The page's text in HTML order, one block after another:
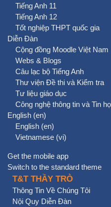
Tiếng Anh 11
Tiếng Anh 12
Tốt nghiệp THPT quốc gia
Diễn Đàn
Cộng đồng Moodle Việt Nam
Webs & Blogs
Câu lạc bộ Tiếng Anh
Thư viện Đề thi và Kiểm tra
Tư liệu giáo dục
Công nghệ thông tin và Tin
English ‎(en)‎
English ‎(en)‎
Vietnamese ‎(vi)‎
Get the mobile app
Switch to the standard theme
T&T THẦY TRÒ
Thông Tin Về Chúng Tôi
Nội Quy Diễn Đàn